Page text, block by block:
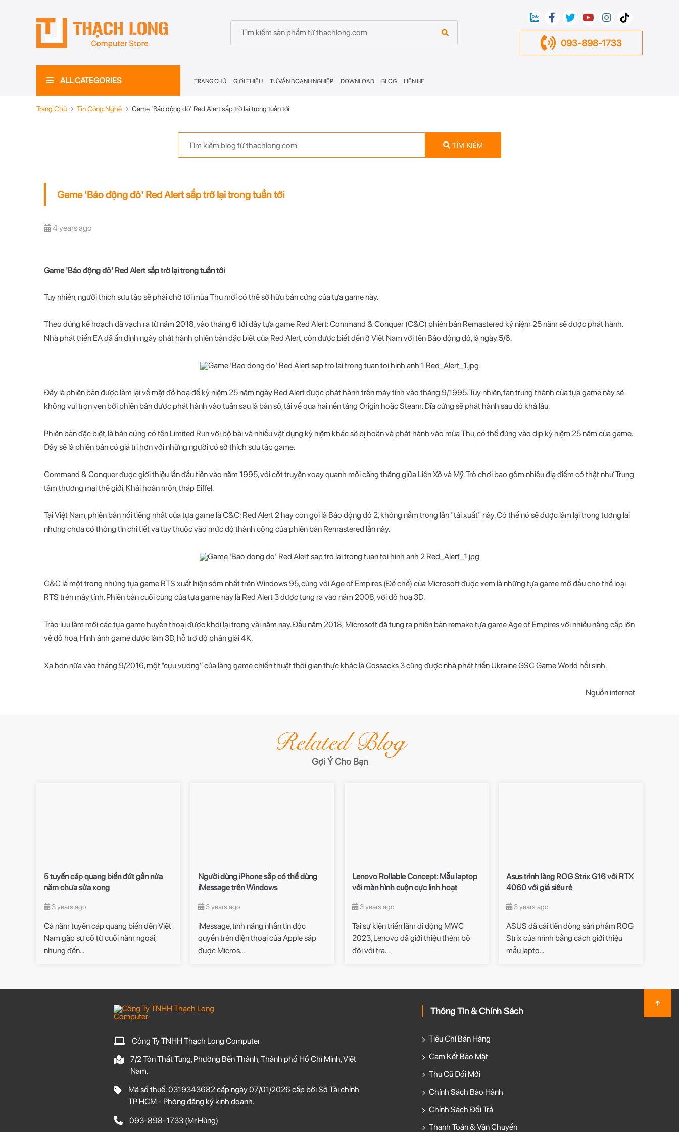
093-898-1733
ALL CATEGORIES TRANG CHỦ GIỚI THIỆU TƯ VẤN DOANH NGHIỆP DOWNLOAD BLOG LIÊN HỆ
Trang Chủ Tin Công Nghệ Game 'Báo động đỏ' Red Alert sắp trở lại trong tuần tới
TÌM KIẾM
Game 'Báo động đỏ' Red Alert sắp trở lại trong tuần tới
4 years ago
Game 'Báo động đỏ' Red Alert sắp trở lại trong tuần tới
Tuy nhiên, người thích sưu tập sẽ phải chờ tới mùa Thu mới có thể sở hữu bản cứng của tựa game này.
Theo đúng kế hoạch đã vạch ra từ năm 2018, vào tháng 6 tới đây tựa game Red Alert: Command & Conquer (C&C) phiên bản Remastered kỷ niệm 25 năm sẽ được phát hành.
Nhà phát triển EA đã ấn định ngày phát hành phiên bản đặc biệt của Red Alert, còn được biết đến ở Việt Nam với tên Báo động đỏ, là ngày 5/6.
Đây là phiên bản được làm lại về mặt đồ hoạ để kỷ niệm 25 năm ngày Red Alert được phát hành trên máy tính vào tháng 9/1995. Tuy nhiên, fan trung thành của tựa game này sẽ
không vui trọn vẹn bởi phiên bản được phát hành vào tuần sau là bản số, tải về qua hai nền tảng Origin hoặc Steam. Đĩa cứng sẽ phát hành sau đó khá lâu.
Phiên bản đặc biệt, là bản cứng có tên Limited Run với bộ bài và nhiều vật dụng kỷ niệm khác sẽ bị hoãn và phát hành vào mùa Thu, có thể đúng vào dịp kỷ niệm 25 năm của game.
Đây sẽ là phiên bản có giá trị hơn với những người có sở thích sưu tập game.
Command & Conquer được giới thiệu lần đầu tiên vào năm 1995, với cốt truyện xoay quanh mối căng thẳng giữa Liên Xô và Mỹ. Trò chơi bao gồm nhiều điạ điểm có thật như Trung
tâm thương mại thế giới, Khải hoàn môn, tháp Eiffel.
Tại Việt Nam, phiên bản nổi tiếng nhất của tựa game là C&C: Red Alert 2 hay còn gọi là Báo động đỏ 2, không nằm trong lần "tái xuất" này. Có thể nó sẽ được làm lại trong tương lai
nhưng chưa có thông tin chi tiết và tùy thuộc vào mức độ thành công của phiên bản Remastered lần này.
C&C là một trong những tựa game RTS xuất hiện sớm nhất trên Windows 95, cùng với Age of Empires (Đế chế) của Microsoft được xem là những tựa game mở đầu cho thể loại
RTS trên máy tính. Phiên bản cuối cùng của tựa game này là Red Alert 3 được tung ra vào năm 2008, với đồ hoạ 3D.
Trào lưu làm mới các tựa game huyền thoại được khơi lại trong vài năm nay. Đầu năm 2018, Microsoft đã tung ra phiên bản remake tựa game Age of Empires với nhiều nâng cấp lớn
về đồ họa, Hình ảnh game được làm 3D, hỗ trợ độ phân giải 4K.
Xa hơn nữa vào tháng 9/2016, một ‘’cựu vương’’ của làng game chiến thuật thời gian thực khác là Cossacks 3 cũng được nhà phát triển Ukraine GSC Game World hồi sinh.
Nguồn internet
Related Blog
Gợi Ý Cho Bạn
5 tuyến cáp quang biển đứt gần nửa
năm chưa sửa xong
3 years ago
Cả năm tuyến cáp quang biển đến Việt
Nam gặp sự cố từ cuối năm ngoái,
nhưng đến...
Người dùng iPhone sắp có thể dùng
iMessage trên Windows
3 years ago
iMessage, tính năng nhắn tin độc
quyền trên điện thoại của Apple sắp
được Micros...
Lenovo Rollable Concept: Mẫu laptop
với màn hình cuộn cực linh hoạt
3 years ago
Tại sự kiện triển lãm di động MWC
2023, Lenovo đã giới thiệu thêm bộ
đôi với tra...
Asus trình làng ROG Strix G16 với RTX
4060 với giá siêu rẻ
3 years ago
ASUS đã cải tiến dòng sản phẩm ROG
Strix của mình bằng cách giới thiệu
mẫu lapto...
Công Ty TNHH Thạch Long Computer
7/2 Tôn Thất Tùng, Phường Bến Thành, Thành phố Hồ Chí Minh, Việt
Nam.
Mã số thuế: 0319343682 cấp ngày 07/01/2026 cấp bởi Sở Tài chính
TP HCM - Phòng đăng ký kinh doanh.
093-898-1733(Mr.Hùng)
Thông Tin & Chính Sách
Tiêu Chí Bán Hàng
Cam Kết Bảo Mật
Thu Cũ Đổi Mới
Chính Sách Bảo Hành
Chính Sách Đổi Trả
Thanh Toán & Vận Chuyển